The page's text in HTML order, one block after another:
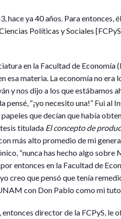
hace ya 40 años. Para entonces,
Políticas y Sociales
en la Facultad de
esa materia. La economía no era
y nos dijo a los que estábamos
pensé, “¡yo necesito una!” Fui
que decían que había
titulada El concepto de
más alto promedio de mi
“nunca has hecho algo sobre
entonces en la Facultad de
creo que pensó que tenía
con Don Pablo como mi
entonces director de la FCPyS, le